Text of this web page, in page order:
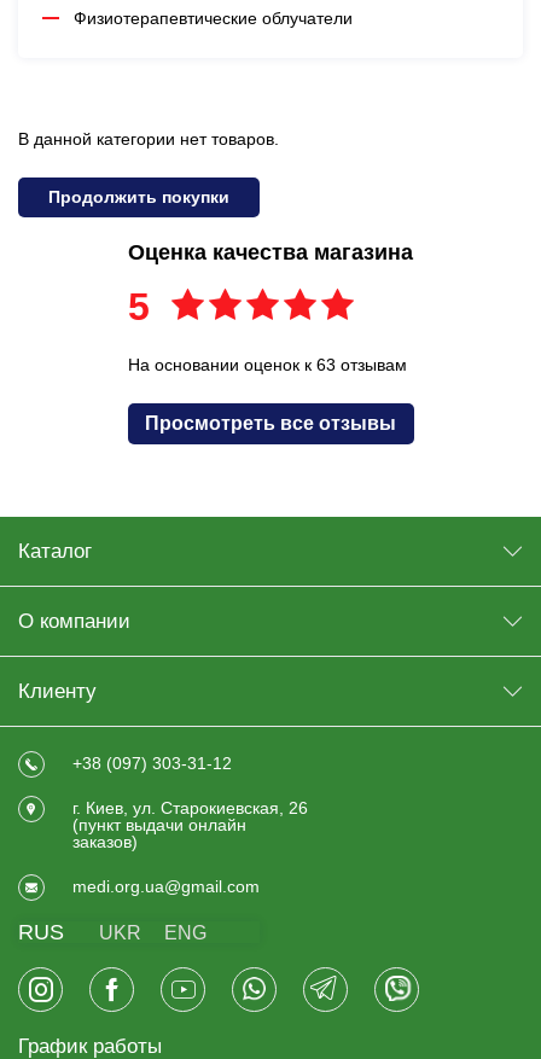
Физиотерапевтические облучатели
В данной категории нет товаров.
Продолжить покупки
Оценка качества магазина
5
На основании оценок к 63 отзывам
Просмотреть все отзывы
Каталог
О компании
Клиенту
+38 (097) 303-31-12
г. Киев, ул. Старокиевская, 26
(пункт выдачи онлайн
заказов)
medi.org.ua@gmail.com
RUS UKR ENG
График работы